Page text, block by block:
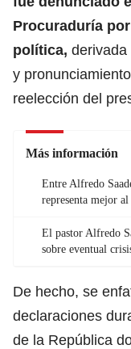
Procuraduría
política, derivada
y
reelección del
Más información
Entre Alfredo
representa mejor
El pastor Alfredo
sobre eventual
De hecho, se
declaraciones
de la República